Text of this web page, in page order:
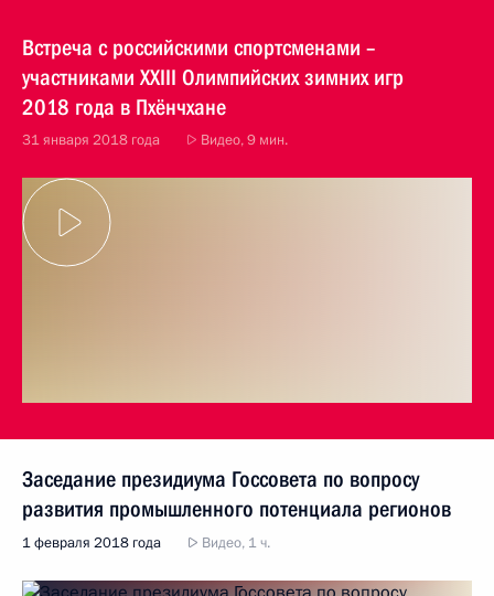
Встреча с российскими спортсменами –
участниками XXIII Олимпийских зимних игр
2018 года в Пхёнчхане
31 января 2018 года Видео, 9 мин.
Заседание президиума Госсовета по вопросу
развития промышленного потенциала регионов
1 февраля 2018 года Видео, 1 ч.